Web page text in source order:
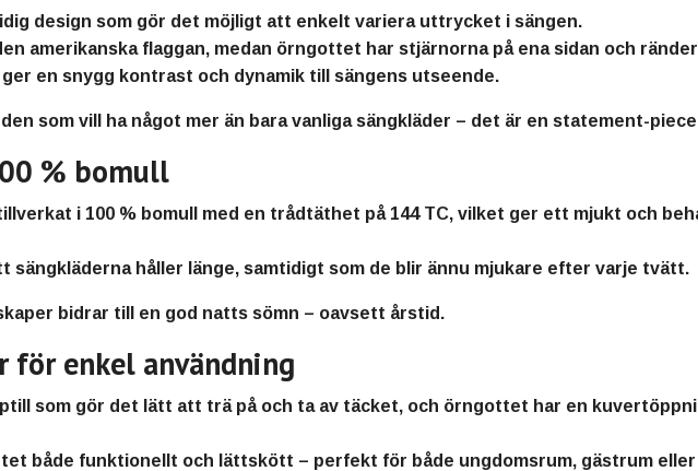
design som gör det möjligt att enkelt variera uttrycket i sängen.
amerikanska flaggan, medan örngottet har stjärnorna på ena sidan och
en snygg kontrast och dynamik till sängens utseende.
som vill ha något mer än bara vanliga sängkläder – det är en statement-
% bomull
i 100 % bomull med en trådtäthet på 144 TC, vilket ger ett mjukt och
sängkläderna håller länge, samtidigt som de blir ännu mjukare efter varje tvätt.
bidrar till en god natts sömn – oavsett årstid.
för enkel användning
som gör det lätt att trä på och ta av täcket, och örngottet har en
både funktionellt och lättskött – perfekt för både ungdomsrum, gästrum